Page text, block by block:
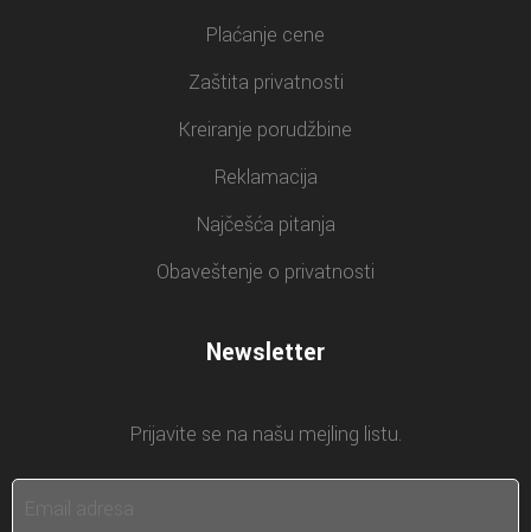
Plaćanje cene
Zaštita privatnosti
Kreiranje porudžbine
Reklamacija
Najčešća pitanja
Obaveštenje o privatnosti
Newsletter
Prijavite se na našu mejling listu.